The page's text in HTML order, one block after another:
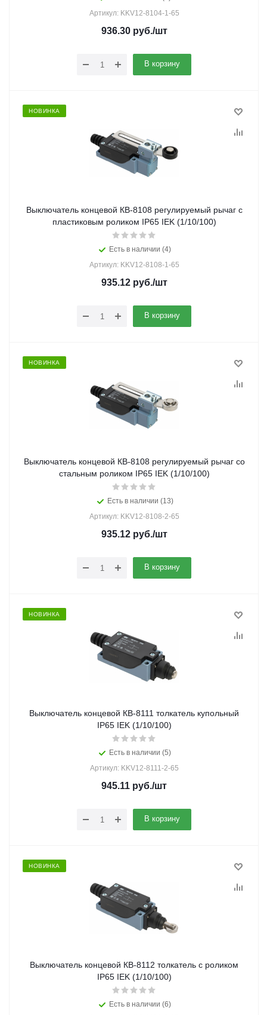
Артикул: KKV12-8104-1-65
936.30руб./шт
В корзину
НОВИНКА
Выключатель концевой КВ-8108 регулируемый рычаг с
пластиковым роликом IP65 IEK (1/10/100)
Есть в наличии (4)
Артикул: KKV12-8108-1-65
935.12руб./шт
В корзину
НОВИНКА
Выключатель концевой КВ-8108 регулируемый рычаг со
стальным роликом IP65 IEK (1/10/100)
Есть в наличии (13)
Артикул: KKV12-8108-2-65
935.12руб./шт
В корзину
НОВИНКА
Выключатель концевой КВ-8111 толкатель купольный
IP65 IEK (1/10/100)
Есть в наличии (5)
Артикул: KKV12-8111-2-65
945.11 руб./шт
В корзину
НОВИНКА
Выключатель концевой КВ-8112 толкатель с роликом
IP65 IEK (1/10/100)
Есть в наличии (6)